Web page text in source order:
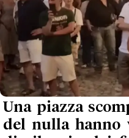
Una piazza
del nulla hanno